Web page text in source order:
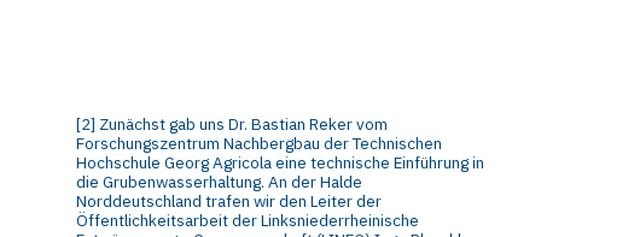
[2] Zunächst gab uns Dr. Bastian Reker vom
Forschungszentrum Nachbergbau der Technischen
Hochschule Georg Agricola eine technische Einführung in
die Grubenwasserhaltung. An der Halde
Norddeutschland trafen wir den Leiter der
Öffentlichkeitsarbeit der Linksniederrheinische